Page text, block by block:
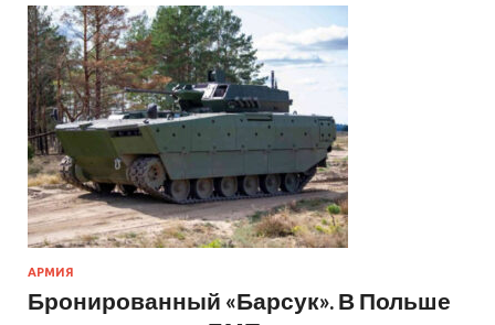
АРМИЯ
Бронированный «Барсук». В Польше